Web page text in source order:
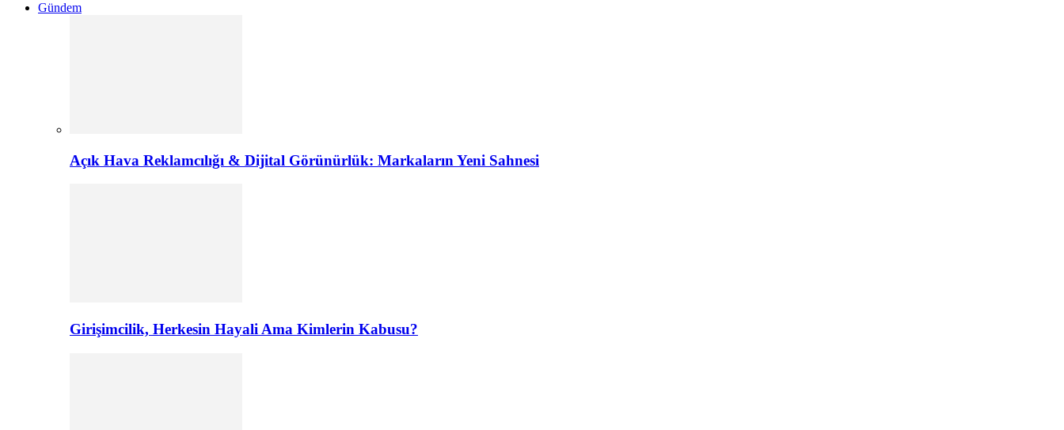
Gündem
Açık Hava Reklamcılığı & Dijital Görünürlük: Markaların Yeni Sahnesi
Girişimcilik, Herkesin Hayali Ama Kimlerin Kabusu?